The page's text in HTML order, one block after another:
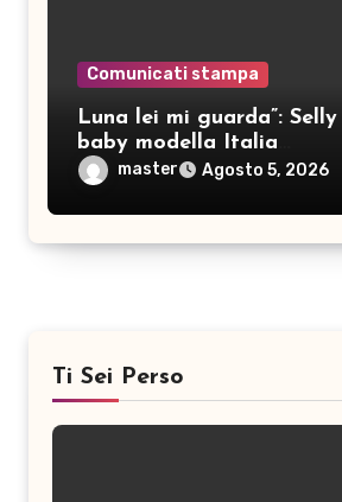
Comunicati stampa
Luna lei mi guarda”: Selly
baby modella Italia
pubblica nove brani inediti
master Agosto 5, 2026
Ti Sei Perso